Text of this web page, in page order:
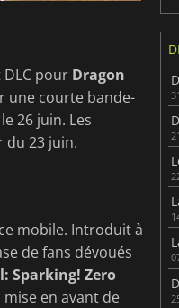
pour Dragon
une courte bande-
26 juin. Les
du 23 juin.
mobile. Introduit à
de fans dévoués
Sparking! Zero
en avant de